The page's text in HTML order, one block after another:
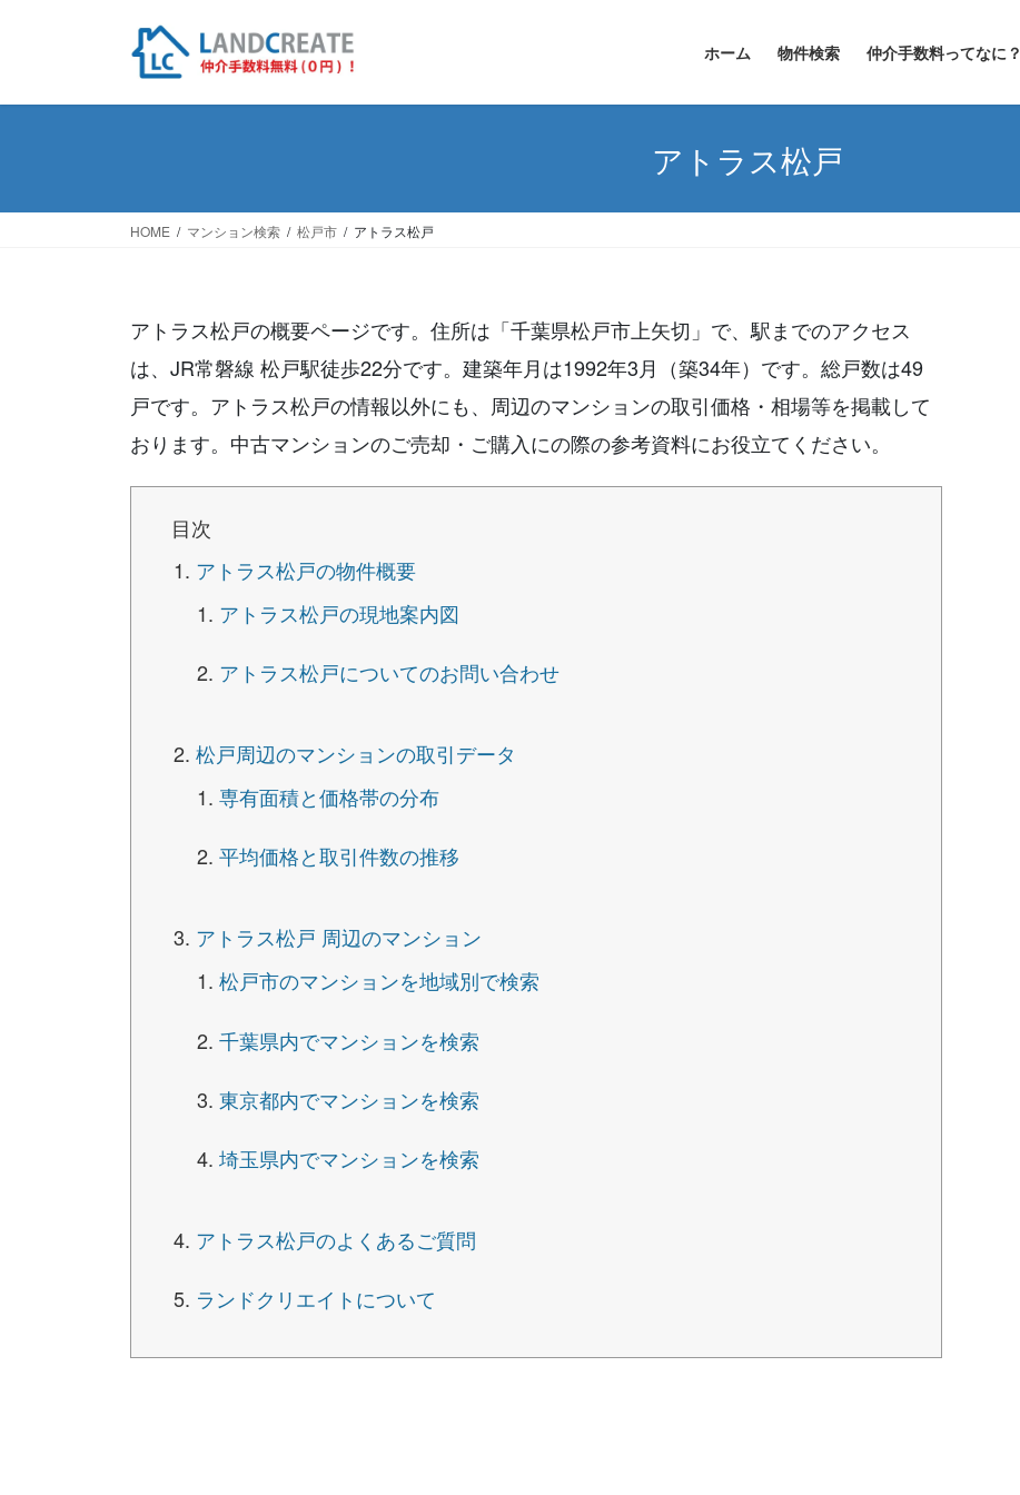
ホーム 物件検索 仲介手数料ってなに？
アトラス松戸
HOME マンション検索 松戸市 アトラス松戸
アトラス松戸の概要ページです。住所は「千葉県松戸市上矢切」で、駅までのアクセス
は、JR常磐線 松戸駅徒歩22分です。建築年月は1992年3月（築34年）です。総戸数は49
戸です。アトラス松戸の情報以外にも、周辺のマンションの取引価格・相場等を掲載して
おります。中古マンションのご売却・ご購入にの際の参考資料にお役立てください。
目次
アトラス松戸の物件概要
アトラス松戸の現地案内図
アトラス松戸についてのお問い合わせ
松戸周辺のマンションの取引データ
専有面積と価格帯の分布
平均価格と取引件数の推移
アトラス松戸 周辺のマンション
松戸市のマンションを地域別で検索
千葉県内でマンションを検索
東京都内でマンションを検索
埼玉県内でマンションを検索
アトラス松戸のよくあるご質問
ランドクリエイトについて